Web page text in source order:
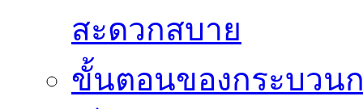
สะดวกสบาย
ขั้นตอนของกระบวน